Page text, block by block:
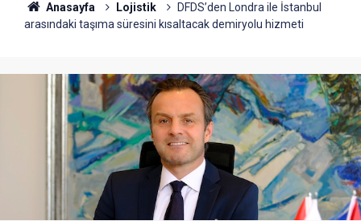
Anasayfa Lojistik
DFDS’den Londra ile İstanbul
arasındaki taşıma süresini kısaltacak demiryolu hizmeti